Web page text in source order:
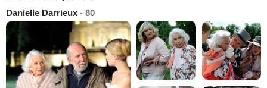
Danielle Darrieux - 80